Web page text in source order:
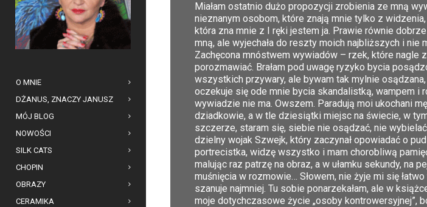
O MNIE
DŻANUS, ZNACZY JANUSZ
MÓJ BLOG
NOWOŚCI
SILK CATS
CHOPIN
OBRAZY
CERAMIKA
Miałam ostatnio dużo propozycji zrobienia ze mną
nieznanym osobom, które znają mnie tylko z
która zna mnie z I ręki jestem ja. Prawie równie
mną, ale wyjechała do reszty moich najbliższych i
Zachęcona mnóstwem wywiadów – rzek, które nagle
porozmawiać. Brałam pod uwagę ryzyko bycia
wszystkich przywary, ale bywam tak mylnie
oczekuje się ode mnie bycia skandalistką, wampem
wywiadzie nie ma. Owszem. Paradują moi ukochani
dziadkowie, a w tle dziesiątki miejsc na świecie, w
szczerze, staram się, siebie nie osądzać, nie
dzielny wojak Szwejk, który zaczynał opowiadać o
portrecistka, widzę wszystko i mam chorobliwą
malując raz patrzę na obraz, a w ułamku sekundy, na
muśnięcia w rozmowie… Słowem, nie żyje mi się
szanuje najmniej. Tu sobie ponarzekałam, ale w
moje dotychczasowe życie „osoby kontrowersyjnej”,